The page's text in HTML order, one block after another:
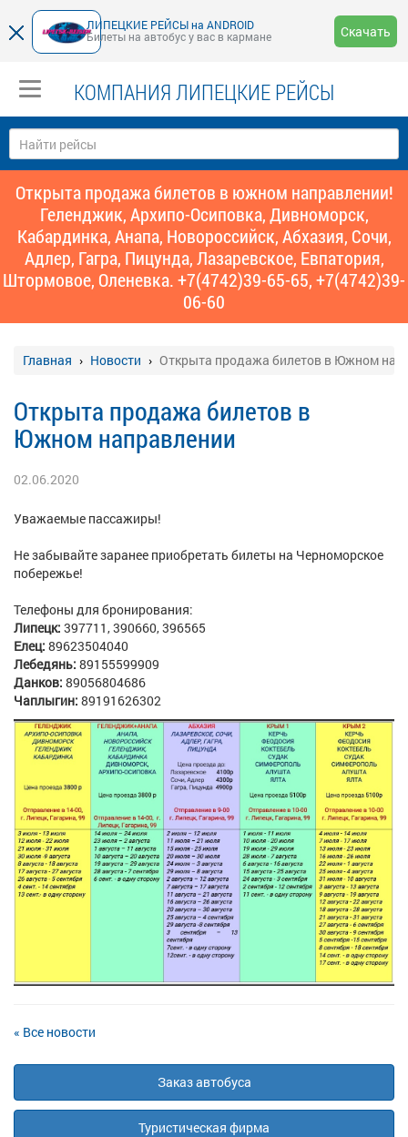
ЛИПЕЦКИЕ РЕЙСЫ на ANDROID
Билеты на автобус у вас в кармане
Скачать
КОМПАНИЯ ЛИПЕЦКИЕ РЕЙСЫ
Открыта продажа билетов в южном направлении!
Геленджик, Архипо-Осиповка, Дивноморск,
Кабардинка, Анапа, Новороссийск, Абхазия, Сочи,
Адлер, Гагра, Пицунда, Лазаревское, Евпатория,
Штормовое, Оленевка. +7(4742)39-65-65, +7(4742)39-
06-60
Главная Новости Открыта продажа билетов в Южном
Открыта продажа билетов в
Южном направлении
02.06.2020
Уважаемые пассажиры!
Не забывайте заранее приобретать билеты на Черноморское
побережье!
Телефоны для бронирования:
Липецк: 397711, 390660, 396565
Елец: 89623504040
Лебедянь: 89155599909
Данков: 89056804686
Чаплыгин: 89191626302
« Все новости
Заказ автобуса
Туристическая фирма